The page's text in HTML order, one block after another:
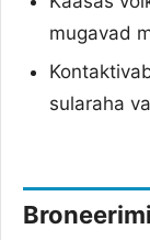
mugavad
sularaha